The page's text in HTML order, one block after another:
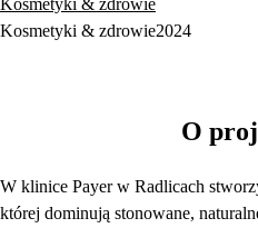
Kosmetyki & zdrowie2024
O
W klinice Payer w Radlicach
której dominują stonowane,